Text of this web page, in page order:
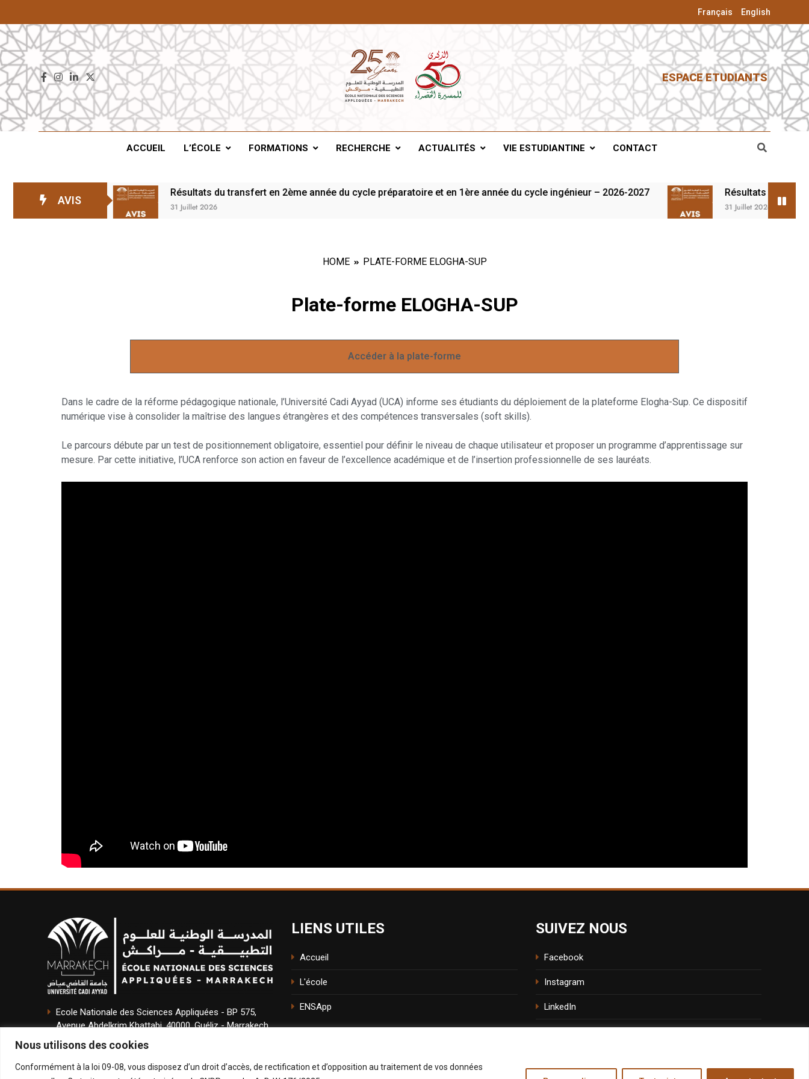
Nous utilisons des cookies
Conformément à la loi 09-08, vous disposez d’un droit d’accès, de rectification et d’opposition au traitement de vos données
Français English
ENSA De Marrakech
ESPACE ETUDIANTS
ACCUEIL L’ÉCOLE FORMATIONS RECHERCHE ACTUALITÉS VIE ESTUDIANTINE CONTACT
AVIS
– 2026/2027 Résultats du transfert en 2ème année du cycle préparatoire et en 1ère année du cycle ingénieur – 2026-2027
31 Juillet 2026
Résultats du concours
31 Juillet 2026
HOME PLATE-FORME ELOGHA-SUP
Plate-forme ELOGHA-SUP
Accéder à la plate-forme
Dans le cadre de la réforme pédagogique nationale, l’Université Cadi Ayyad (UCA) informe ses étudiants du déploiement de la plateforme Elogha-Sup. Ce dispositif
numérique vise à consolider la maîtrise des langues étrangères et des compétences transversales (soft skills).
Le parcours débute par un test de positionnement obligatoire, essentiel pour définir le niveau de chaque utilisateur et proposer un programme d’apprentissage sur
mesure. Par cette initiative, l’UCA renforce son action en faveur de l’excellence académique et de l’insertion professionnelle de ses lauréats.
Ecole Nationale des Sciences Appliquées - BP 575,
Avenue Abdelkrim Khattabi, 40000, Guéliz - Marrakech
Tél : (+212) 06 70 09 93 87
Email : direction.ensam@uca.ac.ma
LIENS UTILES
Accueil
L'école
ENSApp
SUIVEZ NOUS
Facebook
Instagram
LinkedIn